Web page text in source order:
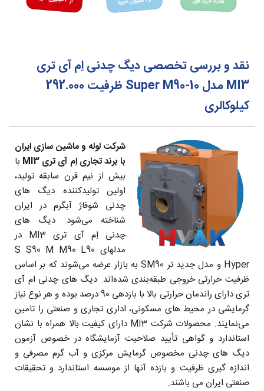
نقد و بررسی تخصصی دیگ چدنی اِم آی تری
MI3 مدل Super M90-10 ظرفیت 292.000
کیلوکالری
شرکت لوله و ماشین سازی ایران
با برند تجاری اِم آی تری MI3
با
بیش از نیم قرن سابقه تولید،
اولین تولیدکننده دیگ های
چدنی شوفاژ آبگرم در ایران
شناخته می‌شود. دیگ های
چدنی اِم آی تری MI3 در
مدلهای S S90 M M90 L90
Hyper و مدل جدید تر SM90 به بازار عرضه می‌شوند که بر اساس
ظرفیت حرارتی خروجی طبقه‌بندی شده‌اند. دیگ های چدنی ام آی
تری دارای راندمان حرارتی بالا با بازدهی 90 درصد بوده و هر نوع نیاز
گرمایشی در محیط های مسکونی، اداری تجاری و صنعتی را تامین
می‌نمایند. محصولات شرکت MI3 دارای کیفیت بالا همراه با نشان
استاندارد و گواهی تأیید صلاحیت آزمایشگاه در خصوص آزمون
دیگ های چدنی مخصوص گرمایش مرکزی و آب گرم مصرفی و
اندازه گیری ظرفیت و بازده آنها از موسسه استاندارد و تحقیقات
صنعتی ایران می باشند.